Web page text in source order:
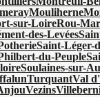
Mouliherne
sur-LoireRou-
des-Levées
Saint-Léger-
du-Peuple
Soulaines-sur-
TurquantVal
Vezins